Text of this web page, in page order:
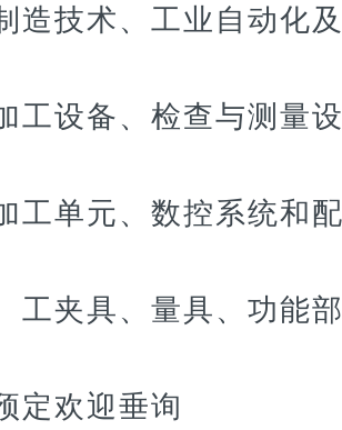
造技术、工业自动化
工设备、检查与测量
工单元、数控系统和
工夹具、量具、功能
定欢迎垂询